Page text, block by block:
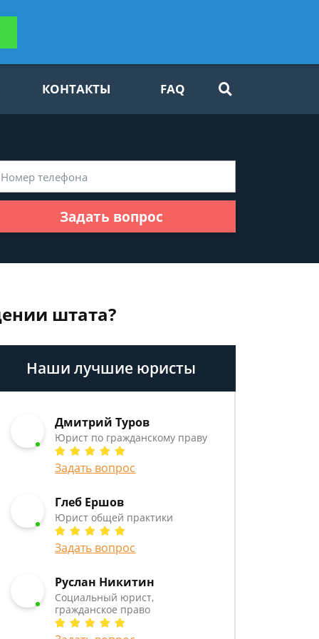
КОНТАКТЫ FAQ
Задать вопрос
штата?
Наши лучшие юристы
Дмитрий Туров
Юрист по гражданскому праву
Задать вопрос
Глеб Ершов
Юрист общей практики
Задать вопрос
Руслан Никитин
Социальный юрист,
гражданское право